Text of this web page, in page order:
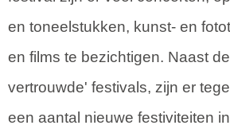
en toneelstukken, kunst- en
en films te bezichtigen. Naast
vertrouwde' festivals, zijn er
een aantal nieuwe festiviteiten